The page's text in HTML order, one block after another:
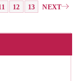
12 13 NEXT